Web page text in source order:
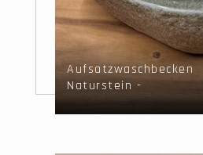
Aufsatzwaschbecken
Naturstein -
52x42x15cm - FL22621